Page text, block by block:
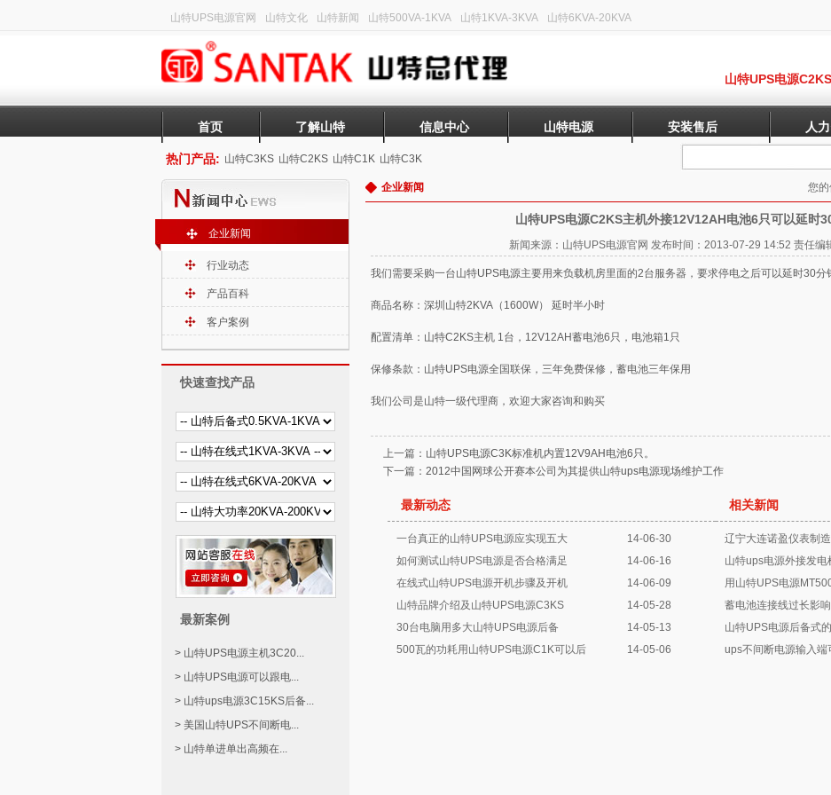
山特UPS电源官网 山特文化 山特新闻 山特500VA-1KVA 山特1KVA-3KVA 山特6KVA-20KVA
山特UPS电源
首页 了解山特 信息中心 山特电源 安装售后 人
热门产品: 山特C3KS 山特C2KS 山特C1K 山特C3K
企业新闻
行业动态
产品百科
客户案例
快速查找产品
最新案例
> 山特UPS电源主机3C20...
> 山特UPS电源可以跟电...
> 山特ups电源3C15KS后备...
> 美国山特UPS不间断电...
> 山特单进单出高频在...
企业新闻 您
山特UPS电源C2KS主机外接12V12AH电池6只可以延时
新闻来源：山特UPS电源官网 发布时间：2013-07-29 14:52 责任编
我们需要采购一台山特UPS电源主要用来负载机房里面的2台服务器，要求停电之后可以延时30分
商品名称：深圳山特2KVA（1600W） 延时半小时
配置清单： 山特C2KS主机 1台，12V12AH蓄电池6只，电池箱1只
保修条款： 山特UPS电源全国联保，三年免费保修，蓄电池三年保用
我们公司是山特一级代理商，欢迎大家咨询和购买
上一篇： 山特UPS电源C3K标准机内置12V9AH电池6只。
下一篇： 2012中国网球公开赛本公司为其提供山特ups电源现场维护工作
最新动态
一台真正的山特UPS电源应实现五大
14-06-30
如何测试山特UPS电源是否合格满足
14-06-16
在线式山特UPS电源开机步骤及开机
14-06-09
山特品牌介绍及山特UPS电源C3KS
14-05-28
30台电脑用多大山特UPS电源后备
14-05-13
500瓦的功耗用山特UPS电源C1K可以后
14-05-06
相关新闻
辽宁大连诺盈仪表制
山特ups电源外接发电
用山特UPS电源
蓄电池连接线过长影
山特UPS电源后备式
ups不间断电源输入端